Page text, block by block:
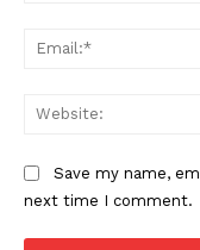
Save my name,
next time I comment.